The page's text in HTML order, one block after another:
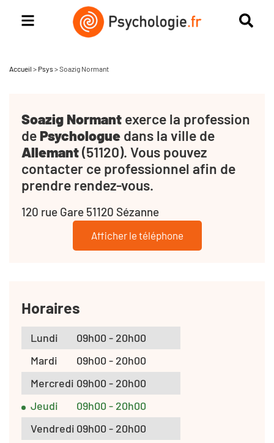
Accueil > Psys >Soazig Normant
Soazig Normant exerce la profession
dePsychologue dans la ville de
Allemant(51120). Vous pouvez
contacter ce professionnel afin de
prendre rendez-vous.
120 rue Gare 51120 Sézanne
Afficher le téléphone
Horaires
Lundi
09h00 - 20h00
Mardi
09h00 - 20h00
Mercredi 09h00 - 20h00
Jeudi
09h00 - 20h00
Vendredi 09h00 - 20h00